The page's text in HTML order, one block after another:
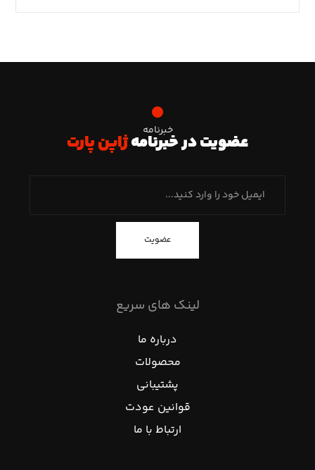
خبرنامه
عضویت در خبرنامهژاپن پارت
عضویت
لینک های سریع
درباره ما
محصولات
پشتیبانی
قوانین عودت
ارتباط با ما